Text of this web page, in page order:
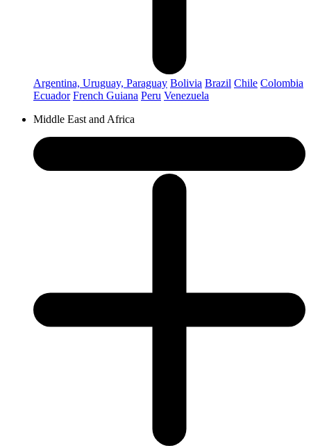
Argentina, Uruguay, Paraguay Bolivia Brazil Chile Colombia
Ecuador French Guiana Peru Venezuela
Middle East and Africa